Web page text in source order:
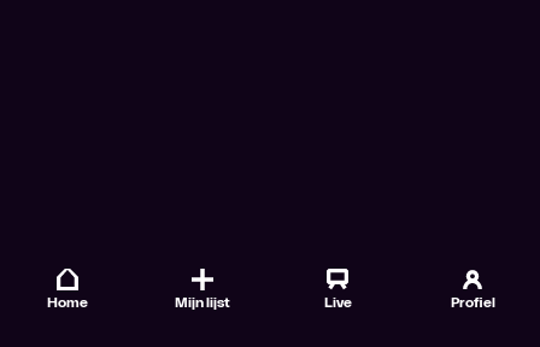
Home Mijn lijst Live Profiel